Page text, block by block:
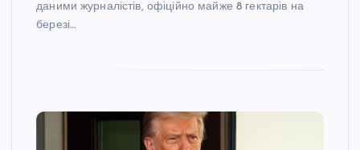
даними журналістів, офіційно майже 8 гектарів на
березі…